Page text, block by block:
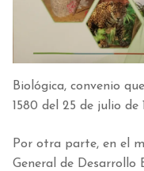
Biológica, convenio
1580 del 25 de julio de
Por otra parte, en el
General de Desarrollo